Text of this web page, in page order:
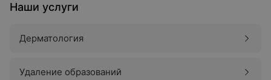
Наши услуги
Дерматология
Удаление образований